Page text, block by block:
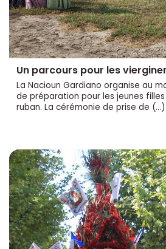
Un parcours pour les
La Nacioun Gardiano organise au
de préparation pour les jeunes
ruban. La cérémonie de prise de (…)